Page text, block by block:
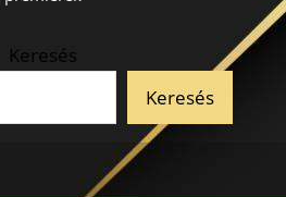
Keresés
Keresés